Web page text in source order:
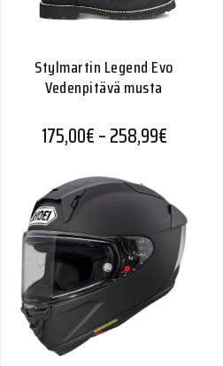
Stylmartin Legend Evo
Vedenpitävä musta
175,00€–258,99€